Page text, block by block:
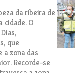
da ribeira de
cidade. O
que
zona das
Recorde-se